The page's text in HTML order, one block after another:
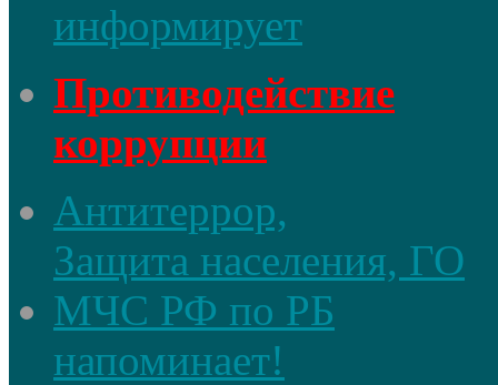
информирует
Противодействие
коррупции
Антитеррор,
Защита населения, ГО
МЧС РФ по РБ
напоминает!